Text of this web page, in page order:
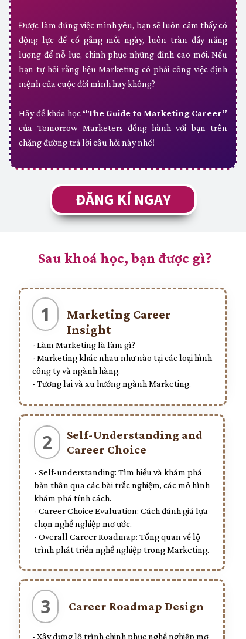
Được làm đúng việc mình yêu, bạn sẽ luôn cảm thấy có
động lực để cố gắng mỗi ngày, luôn tràn đầy năng
lượng để nỗ lực, chinh phục những đỉnh cao mới. Nếu
bạn tự hỏi rằng liệu Marketing có phải công việc định
mệnh của cuộc đời mình hay không?
Hãy để khóa học “The Guide to Marketing Career”
của Tomorrow Marketers đồng hành với bạn trên
chặng đường trả lời câu hỏi này nhé!
ĐĂNG KÍ NGAY
Sau khoá học, bạn được gì?
Marketing Career
Insight
- Làm Marketing là làm gì?
- Marketing khác nhau như nào tại các loại hình
công ty và ngành hàng.
- Tương lai và xu hướng ngành Marketing.
1
Self-Understanding and
Career Choice
- Self-understanding: Tìm hiểu và khám phá
bản thân qua các bài trắc nghiệm, các mô hình
khám phá tính cách.
- Career Choice Evaluation: Cách đánh giá lựa
chọn nghề nghiệp mơ ước.
- Overall Career Roadmap: Tổng quan về lộ
trình phát triển nghề nghiệp trong Marketing.
2
Career Roadmap Design
- Xây dựng lộ trình chinh phục nghề nghiệp mơ
3